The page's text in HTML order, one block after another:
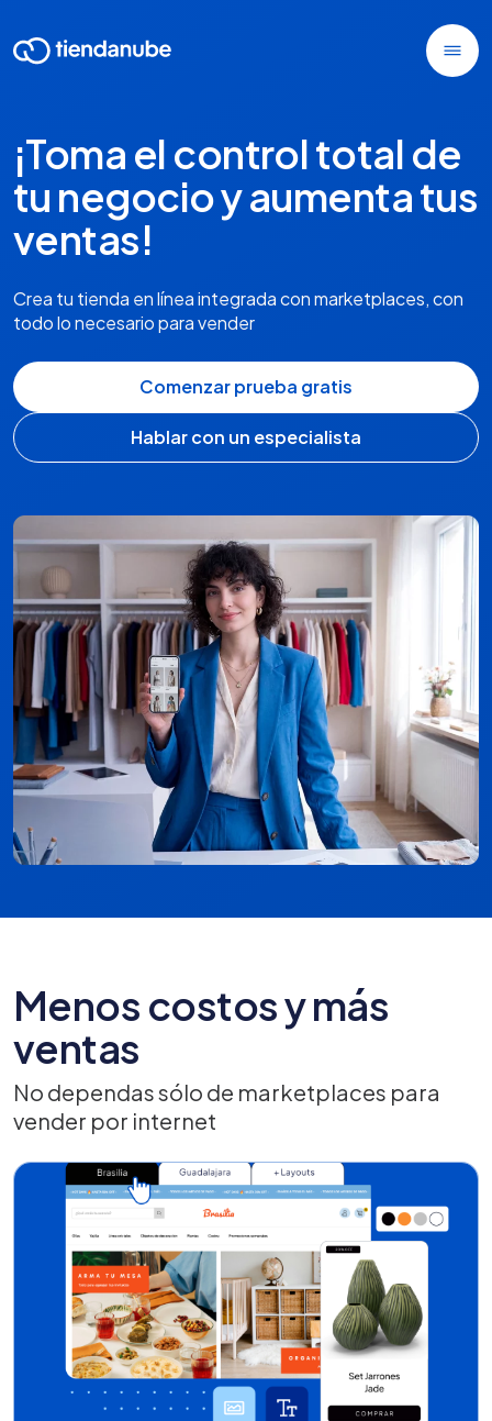
¡Toma el control total de
tu negocio y aumenta tus
ventas!
Crea tu tienda en línea integrada con marketplaces, con
todo lo necesario para vender
Comenzar prueba gratis
Hablar con un especialista
Menos costos y más
ventas
No dependas sólo de marketplaces para
vender por internet